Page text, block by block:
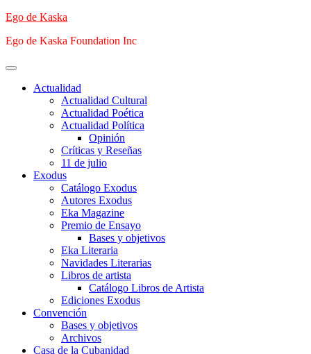
Saltar
contenido
Ego de Kaska
Ego de Kaska Foundation Inc
Menú
principalActualidad
Actualidad Cultural
Actualidad Poética
Actualidad Política
Opinión
Críticas y Reseñas
11 de julio
Exodus
Catálogo Exodus
Autores Exodus
Eka Magazine
Premio de Ensayo
Bases y objetivos
Eka Literaria
Navidades Literarias
Libros de artista
Catálogo Libros de Artista
Ediciones Exodus
Convención
Bases y objetivos
Archivos
Casa de la Cubanidad